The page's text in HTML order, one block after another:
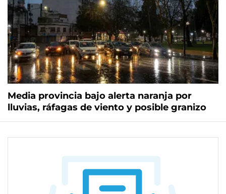
Media provincia bajo alerta naranja por
lluvias, ráfagas de viento y posible granizo